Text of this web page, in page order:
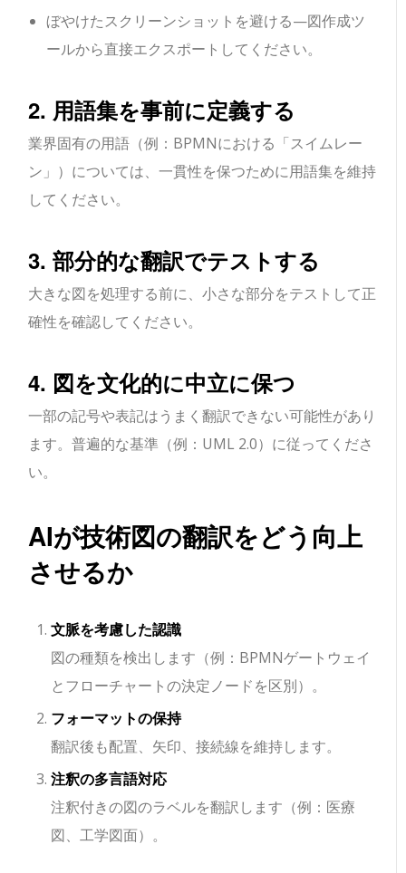
ぼやけたスクリーンショットを避ける—図作成ツ
ールから直接エクスポートしてください。
2. 用語集を事前に定義する
業界固有の用語（例：BPMNにおける「スイムレー
ン」）については、一貫性を保つために用語集を維持
してください。
3. 部分的な翻訳でテストする
大きな図を処理する前に、小さな部分をテストして正
確性を確認してください。
4. 図を文化的に中立に保つ
一部の記号や表記はうまく翻訳できない可能性があり
ます。普遍的な基準（例：UML 2.0）に従ってくださ
い。
AIが技術図の翻訳をどう向上
させるか
文脈を考慮した認識
図の種類を検出します（例：BPMNゲートウェイ
とフローチャートの決定ノードを区別）。
フォーマットの保持
翻訳後も配置、矢印、接続線を維持します。
注釈の多言語対応
注釈付きの図のラベルを翻訳します（例：医療
図、工学図面）。